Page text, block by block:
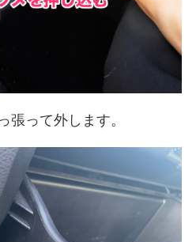
張って外します。